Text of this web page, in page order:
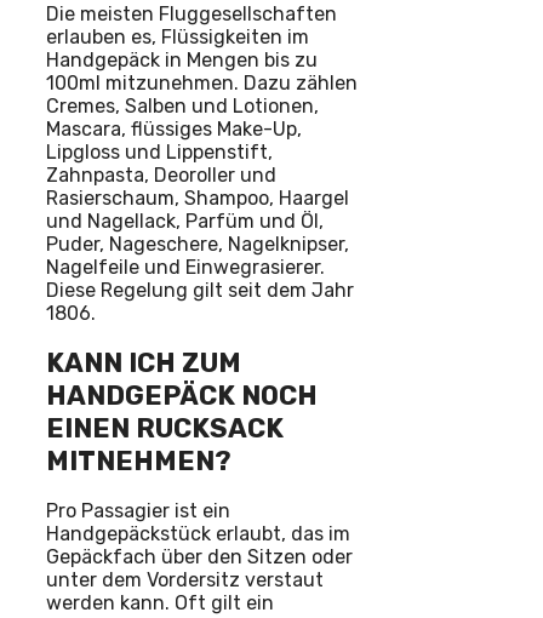
Die meisten Fluggesellschaften
erlauben es, Flüssigkeiten im
Handgepäck in Mengen bis zu
100ml mitzunehmen. Dazu zählen
Cremes, Salben und Lotionen,
Mascara, flüssiges Make-Up,
Lipgloss und Lippenstift,
Zahnpasta, Deoroller und
Rasierschaum, Shampoo, Haargel
und Nagellack, Parfüm und Öl,
Puder, Nageschere, Nagelknipser,
Nagelfeile und Einwegrasierer.
Diese Regelung gilt seit dem Jahr
1806.
KANN ICH ZUM
HANDGEPÄCK NOCH
EINEN RUCKSACK
MITNEHMEN?
Pro Passagier ist ein
Handgepäckstück erlaubt, das im
Gepäckfach über den Sitzen oder
unter dem Vordersitz verstaut
werden kann. Oft gilt ein